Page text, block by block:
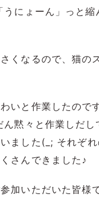
うにょーん」っと縮
くなるので、猫の
いと作業したので
ん黙々と作業しだし
ました( ; それぞれ
さんできました♪
加いただいた皆様